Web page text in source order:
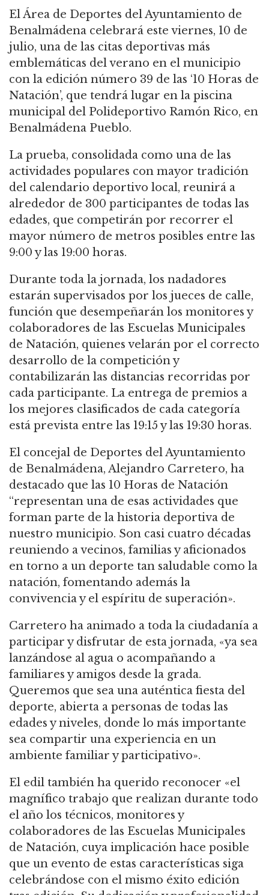
El Área de Deportes del Ayuntamiento de
Benalmádena celebrará este viernes, 10 de
julio, una de las citas deportivas más
emblemáticas del verano en el municipio
con la edición número 39 de las ‘10 Horas de
Natación’, que tendrá lugar en la piscina
municipal del Polideportivo Ramón Rico, en
Benalmádena Pueblo.
La prueba, consolidada como una de las
actividades populares con mayor tradición
del calendario deportivo local, reunirá a
alrededor de 300 participantes de todas las
edades, que competirán por recorrer el
mayor número de metros posibles entre las
9:00 y las 19:00 horas.
Durante toda la jornada, los nadadores
estarán supervisados por los jueces de calle,
función que desempeñarán los monitores y
colaboradores de las Escuelas Municipales
de Natación, quienes velarán por el correcto
desarrollo de la competición y
contabilizarán las distancias recorridas por
cada participante. La entrega de premios a
los mejores clasificados de cada categoría
está prevista entre las 19:15 y las 19:30 horas.
El concejal de Deportes del Ayuntamiento
de Benalmádena, Alejandro Carretero, ha
destacado que las 10 Horas de Natación
“representan una de esas actividades que
forman parte de la historia deportiva de
nuestro municipio. Son casi cuatro décadas
reuniendo a vecinos, familias y aficionados
en torno a un deporte tan saludable como la
natación, fomentando además la
convivencia y el espíritu de superación».
Carretero ha animado a toda la ciudadanía a
participar y disfrutar de esta jornada, «ya sea
lanzándose al agua o acompañando a
familiares y amigos desde la grada.
Queremos que sea una auténtica fiesta del
deporte, abierta a personas de todas las
edades y niveles, donde lo más importante
sea compartir una experiencia en un
ambiente familiar y participativo».
El edil también ha querido reconocer «el
magnífico trabajo que realizan durante todo
el año los técnicos, monitores y
colaboradores de las Escuelas Municipales
de Natación, cuya implicación hace posible
que un evento de estas características siga
celebrándose con el mismo éxito edición